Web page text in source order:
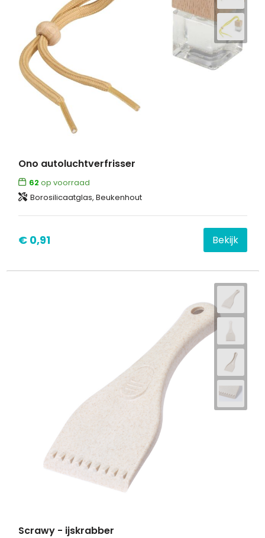
Ono autoluchtverfrisser
62 op voorraad
Borosilicaatglas, Beukenhout
€ 0,91 Bekijk
Scrawy - ijskrabber